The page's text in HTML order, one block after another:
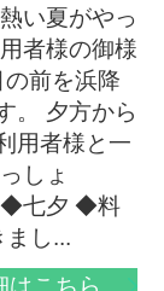
い夏がやっ
者様の御様
前を浜降
。 夕方から
用者様と一
しょ
◆七夕 ◆料
し...
はこちら